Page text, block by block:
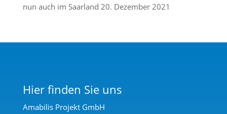
nun auch im Saarland 20. Dezember 2021
Hier finden Sie uns
Amabilis Projekt GmbH